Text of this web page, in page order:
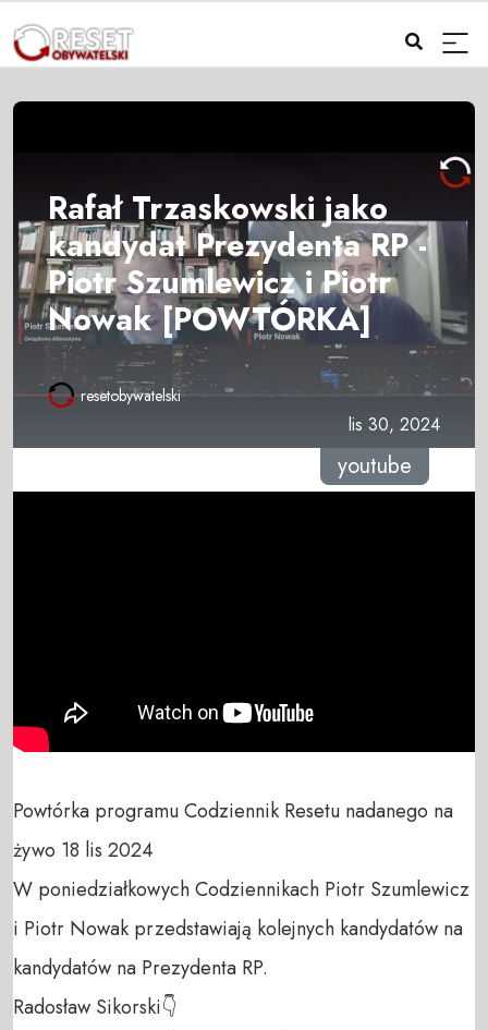
Rafał Trzaskowski jako
kandydat Prezydenta RP -
Piotr Szumlewicz i Piotr
Nowak [POWTÓRKA]
resetobywatelski
lis 30, 2024
youtube
Powtórka programu Codziennik Resetu nadanego na
żywo 18 lis 2024
W poniedziałkowych Codziennikach Piotr Szumlewicz
i Piotr Nowak przedstawiają kolejnych kandydatów na
kandydatów na Prezydenta RP.
Radosław Sikorski👇